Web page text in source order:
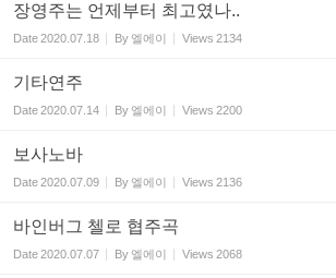
장영주는 언제부터 최고였나..
Date2020.07.18 By엘에이 Views 2134
기타연주
Date2020.07.14 By엘에이 Views 2200
보사노바
Date2020.07.09 By엘에이 Views 2136
바인버그 첼로 협주곡
Date2020.07.07 By엘에이 Views 2068